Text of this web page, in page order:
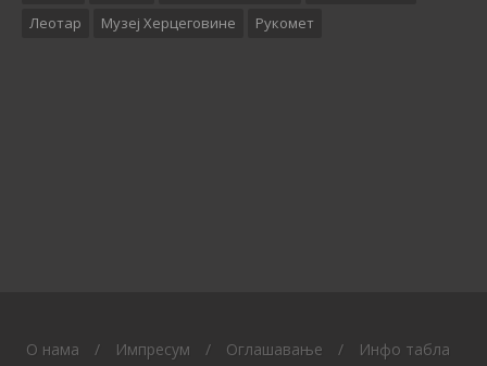
Леотар
Музеј Херцеговине Рукомет
O нама / Импресум / Оглашавање /
Инфо табла